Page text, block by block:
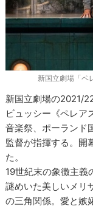
新国立劇場「
新国立劇場の2021/
ビュッシー《ペレア
音楽祭、ポーランド
監督が指揮する。開
た。
19世紀末の象徴主義
謎めいた美しいメリ
の三角関係。愛と嫉